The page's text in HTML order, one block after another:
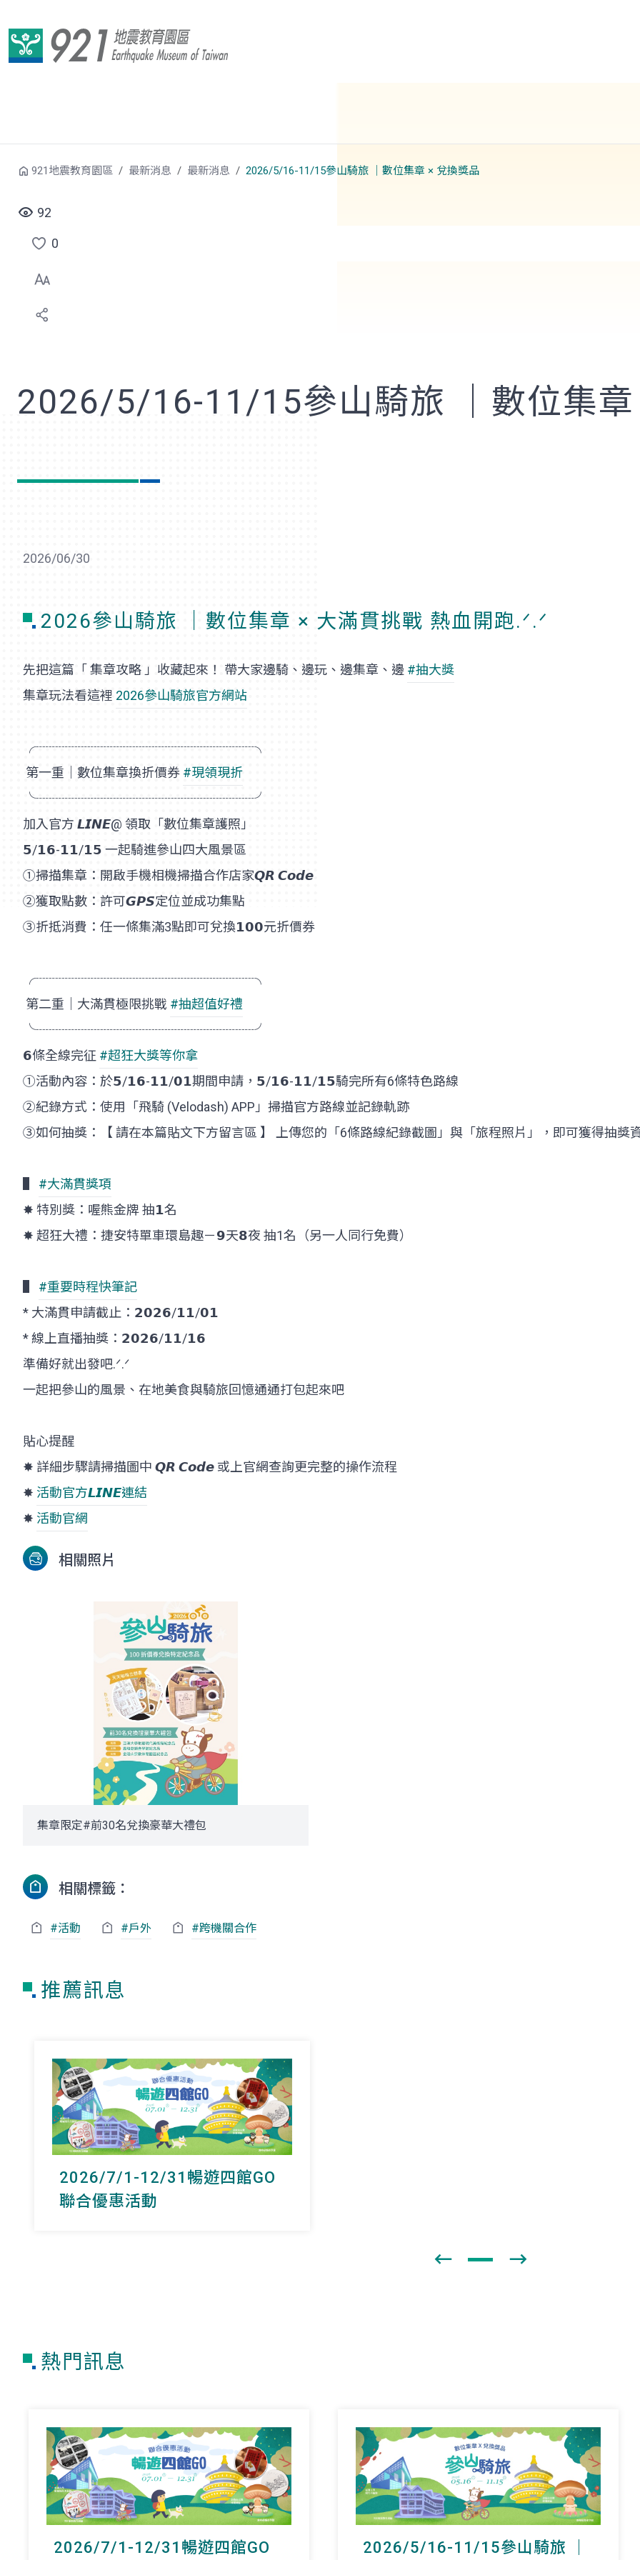
921地震教育園區 最新消息 最新消息 2026/5/16-11/15參山騎旅 ｜數位集章 × 兌換獎品
92
點
選
喜
0
2026/5/16-11/15參山騎旅 ｜數位集
2026/06/30
2026參山騎旅 ｜數位集章 × 大滿貫挑戰 熱血開跑.ᐟ.ᐟ
先把這篇「 集章攻略 」收藏起來！ 帶大家邊騎、邊玩、邊集章、邊 #抽大獎
集章玩法看這裡 2026參山騎旅官方網站
╭┈┈┈┈┈┈┈┈┈┈┈┈┈┈┈┈┈╮
第一重｜數位集章換折價券 #現領現折
╰┈┈┈┈┈┈┈┈┈┈┈┈┈┈┈┈┈╯
加入官方 𝙇𝙄𝙉𝙀@ 領取「數位集章護照」
𝟱/𝟭𝟲-𝟭𝟭/𝟭𝟱 一起騎進參山四大風景區
①掃描集章：開啟手機相機掃描合作店家𝙌𝙍 𝘾𝙤𝙙𝙚
②獲取點數：許可𝙂𝙋𝙎定位並成功集點
③折抵消費：任一條集滿3點即可兌換𝟭𝟬𝟬元折價券
╭┈┈┈┈┈┈┈┈┈┈┈┈┈┈┈┈┈╮
第二重｜大滿貫極限挑戰 #抽超值好禮
╰┈┈┈┈┈┈┈┈┈┈┈┈┈┈┈┈┈╯
𝟲條全線完征 #超狂大獎等你拿
①活動內容：於𝟱/𝟭𝟲-𝟭𝟭/𝟬𝟭期間申請，𝟱/𝟭𝟲-𝟭𝟭/𝟭𝟱騎完所有6條特色路線
②紀錄方式：使用「飛騎 (Velodash) APP」掃描官方路線並記錄軌跡
③如何抽獎：【 請在本篇貼文下方留言區 】 上傳您的「6條路線紀錄截圖」與「旅程照片」，即可獲得抽獎
#大滿貫獎項
✸ 特別獎：喔熊金牌 抽𝟭名
✸ 超狂大禮：捷安特單車環島趣－𝟵天𝟴夜 抽1名（另一人同行免費）
#重要時程快筆記
* 大滿貫申請截止：𝟮𝟬𝟮𝟲/𝟭𝟭/𝟬𝟭
* 線上直播抽獎：𝟮𝟬𝟮𝟲/𝟭𝟭/𝟭𝟲
準備好就出發吧.ᐟ.ᐟ
一起把參山的風景、在地美食與騎旅回憶通通打包起來吧
貼心提醒
✸ 詳細步驟請掃描圖中 𝙌𝙍 𝘾𝙤𝙙𝙚 或上官網查詢更完整的操作流程
✸ 活動官方𝙇𝙄𝙉𝙀連結
✸ 活動官網
相關照片
集章限定#前30名兌換豪華大禮包
相關標籤：
#活動 #戶外 #跨機關合作
推薦訊息
2026/7/1-12/31暢遊四館GO
聯合優惠活動
熱門訊息
2026/7/1-12/31暢遊四館GO 2026/5/16-11/15參山騎旅 ｜